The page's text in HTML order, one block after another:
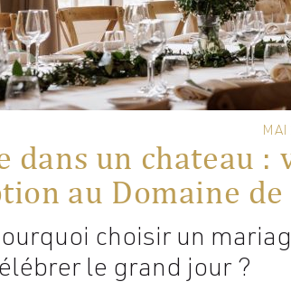
MAI
dans un chateau
au Domaine
choisir un
le grand jour ?